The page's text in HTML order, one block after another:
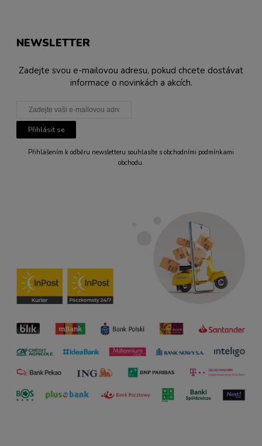
NEWSLETTER
Zadejte svou e-mailovou adresu, pokud chcete dostávat
informace o novinkách a akcích.
Přihlásit se
Přihlášením k odběru newsletteru souhlasíte s obchodními podmínkami
obchodu.